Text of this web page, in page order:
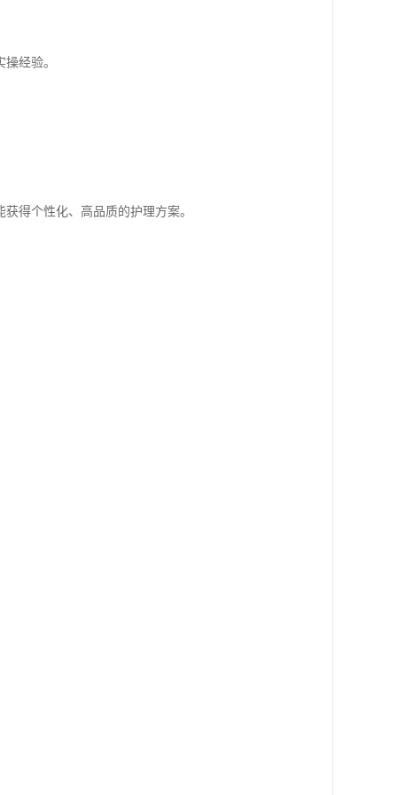
经验。
得个性化、高品质的护理方案。